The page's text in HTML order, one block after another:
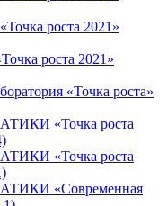
роста 2021»
роста 2021»
«Точка роста»
«Точка роста
«Точка роста
«Современная